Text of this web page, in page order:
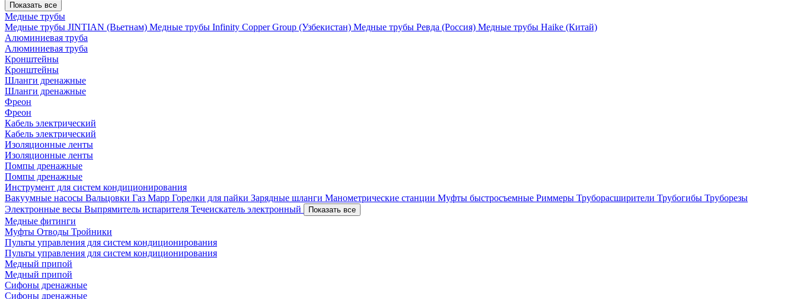
Показать все
Медные трубы
Медные трубы JINTIAN (Вьетнам) Медные трубы Infinity Copper Group (Узбекистан) Медные трубы Ревда (Россия) Медные трубы Haike (Китай)
Алюминиевая труба
Алюминиевая труба
Кронштейны
Кронштейны
Шланги дренажные
Шланги дренажные
Фреон
Фреон
Кабель электрический
Кабель электрический
Изоляционные ленты
Изоляционные ленты
Помпы дренажные
Помпы дренажные
Инструмент для систем кондиционирования
Вакуумные насосы Вальцовки Газ Mapp Горелки для пайки Зарядные шланги Манометрические станции Муфты быстросъемные Риммеры Труборасширители Трубогибы Труборезы
Электронные весы Выпрямитель испарителя Течеискатель электронный Показать все
Медные фитинги
Муфты Отводы Тройники
Пульты управления для систем кондиционирования
Пульты управления для систем кондиционирования
Медный припой
Медный припой
Сифоны дренажные
Сифоны дренажные